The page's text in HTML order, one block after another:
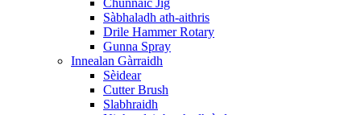
Chunnaic Jig
Sàbhaladh ath-aithris
Drile Hammer Rotary
Gunna Spray
Innealan Gàrraidh
Sèidear
Cutter Brush
Slabhraidh